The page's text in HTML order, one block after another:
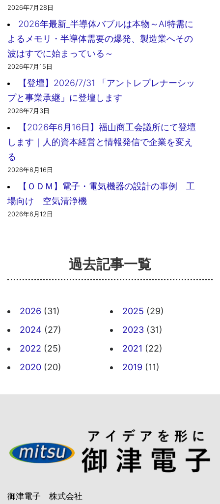
2026年7月28日
2026年最新_半導体バブルは本物～AI特需に
よるメモリ・半導体需要の爆発、製造業へその
波はすでに始まっている～
2026年7月15日
【登壇】2026/7/31 「アントレプレナーシッ
プと事業承継」に登壇します
2026年7月3日
【2026年6月16日】福山商工会議所にて登壇
します｜人的資本経営と情報発信で企業を変え
る
2026年6月16日
【ＯＤＭ】電子・電気機器の設計の事例 工
場向け 空気清浄機
2026年6月12日
過去記事一覧
2026 (31) 2025 (29)
2024 (27) 2023 (31)
2022 (25) 2021 (22)
2020 (20) 2019 (11)
御津電子 株式会社